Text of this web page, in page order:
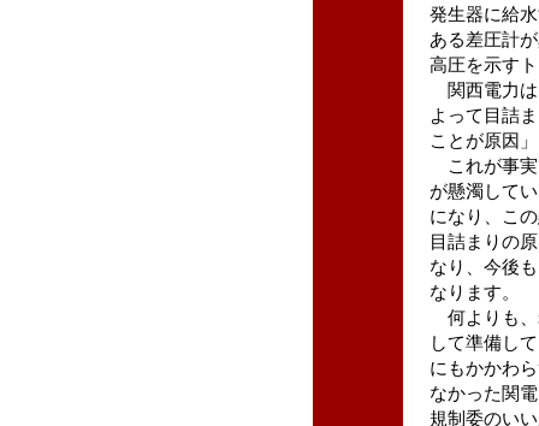
発生器に給
ある差圧計
高圧を示す
関西電力は
よって目詰
ことが原因
これが事実
が懸濁して
になり、こ
目詰まりの
なり、今後
なります。
何よりも、
して準備し
にもかかわ
なかった関
規制委のい